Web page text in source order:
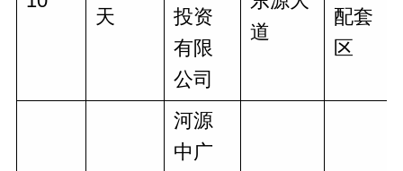
天
投资
有限
公司
道
配套
区
河源
中广